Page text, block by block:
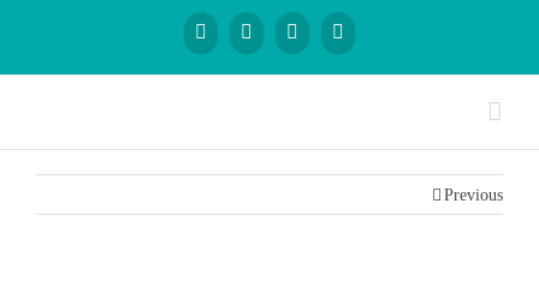
Previous